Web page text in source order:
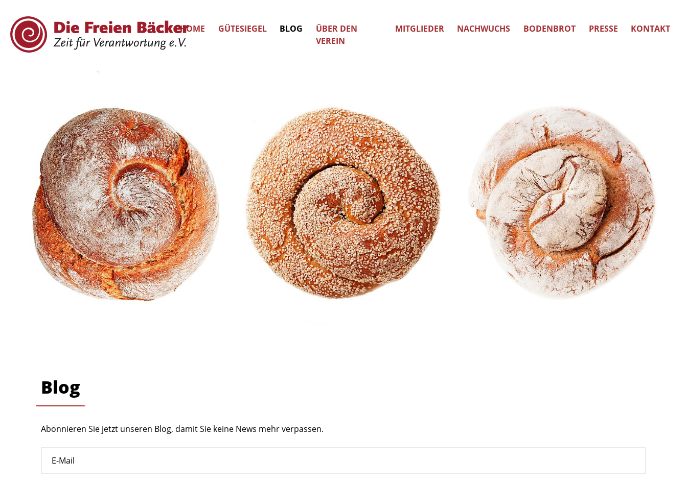
HOME GÜTESIEGEL BLOG
ÜBER DEN
VEREIN
MITGLIEDER NACHWUCHS BODENBROT PRESSE KONTAKT
Blog
Abonnieren Sie jetzt unseren Blog, damit Sie keine News mehr verpassen.